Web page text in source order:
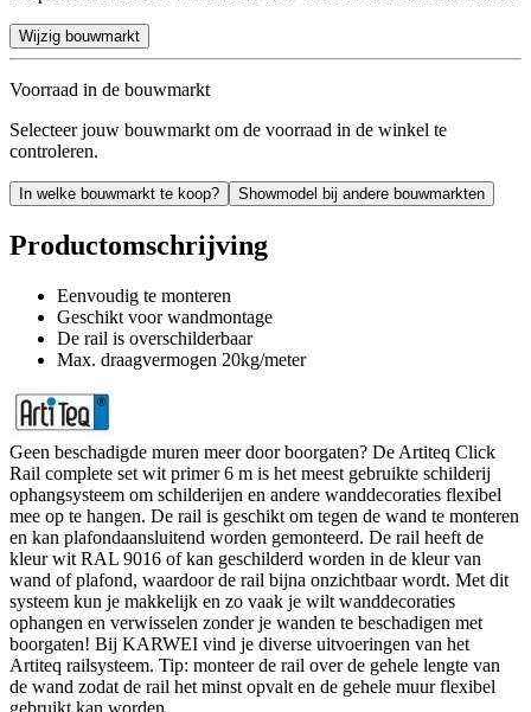
Wijzig bouwmarkt
Voorraad in de bouwmarkt
Selecteer jouw bouwmarkt om de voorraad in de winkel te
controleren.
In welke bouwmarkt te koop? Showmodel bij andere bouwmarkten
Productomschrijving
Eenvoudig te monteren
Geschikt voor wandmontage
De rail is overschilderbaar
Max. draagvermogen 20kg/meter
Geen beschadigde muren meer door boorgaten? De Artiteq Click
Rail complete set wit primer 6 m is het meest gebruikte schilderij
ophangsysteem om schilderijen en andere wanddecoraties flexibel
mee op te hangen. De rail is geschikt om tegen de wand te monteren
en kan plafondaansluitend worden gemonteerd. De rail heeft de
kleur wit RAL 9016 of kan geschilderd worden in de kleur van
wand of plafond, waardoor de rail bijna onzichtbaar wordt. Met dit
systeem kun je makkelijk en zo vaak je wilt wanddecoraties
ophangen en verwisselen zonder je wanden te beschadigen met
boorgaten! Bij KARWEI vind je diverse uitvoeringen van het
Artiteq railsysteem. Tip: monteer de rail over de gehele lengte van
de wand zodat de rail het minst opvalt en de gehele muur flexibel
gebruikt kan worden.